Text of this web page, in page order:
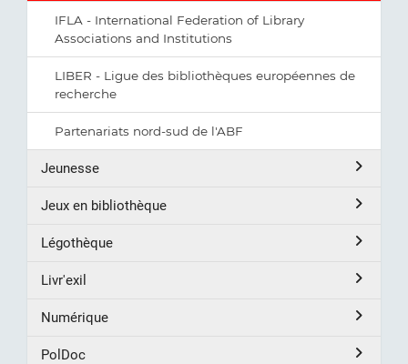
IFLA - International Federation of Library
Associations and Institutions
LIBER - Ligue des bibliothèques européennes de
recherche
Partenariats nord-sud de l'ABF
Jeunesse
Jeux en bibliothèque
Légothèque
Livr'exil
Numérique
PolDoc